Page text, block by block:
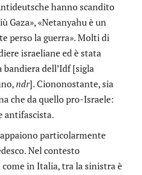
hanno scandito
Gaza», «Netanyahu è un
perso la guerra». Molti di
israeliane ed è stata
dell’Idf [sigla
ndr]. Ciononostante, sia
che da quello pro-Israele:
antifascista.
particolarmente
Nel contesto
in Italia, tra la sinistra è